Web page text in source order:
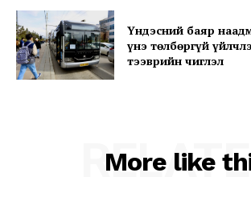
About
Contact us
Subscription Plans
Үндэсний баяр
үнэ төлбөргүй
тээврийн чиглэл
More like